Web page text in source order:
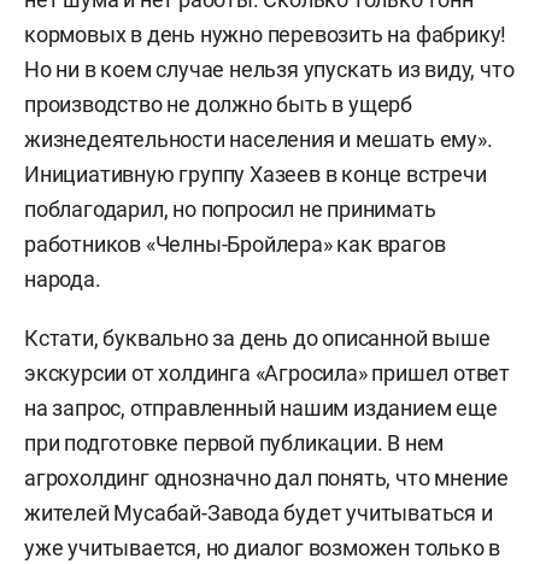
кормовых в день нужно перевозить на фабрику!
Но ни в коем случае нельзя упускать из виду, что
производство не должно быть в ущерб
жизнедеятельности населения и мешать ему».
Инициативную группу Хазеев в конце встречи
поблагодарил, но попросил не принимать
работников «Челны-Бройлера» как врагов
народа.
Кстати, буквально за день до описанной выше
экскурсии от холдинга «Агросила» пришел ответ
на запрос, отправленный нашим изданием еще
при подготовке первой публикации. В нем
агрохолдинг однозначно дал понять, что мнение
жителей Мусабай-Завода будет учитываться и
уже учитывается, но диалог возможен только в